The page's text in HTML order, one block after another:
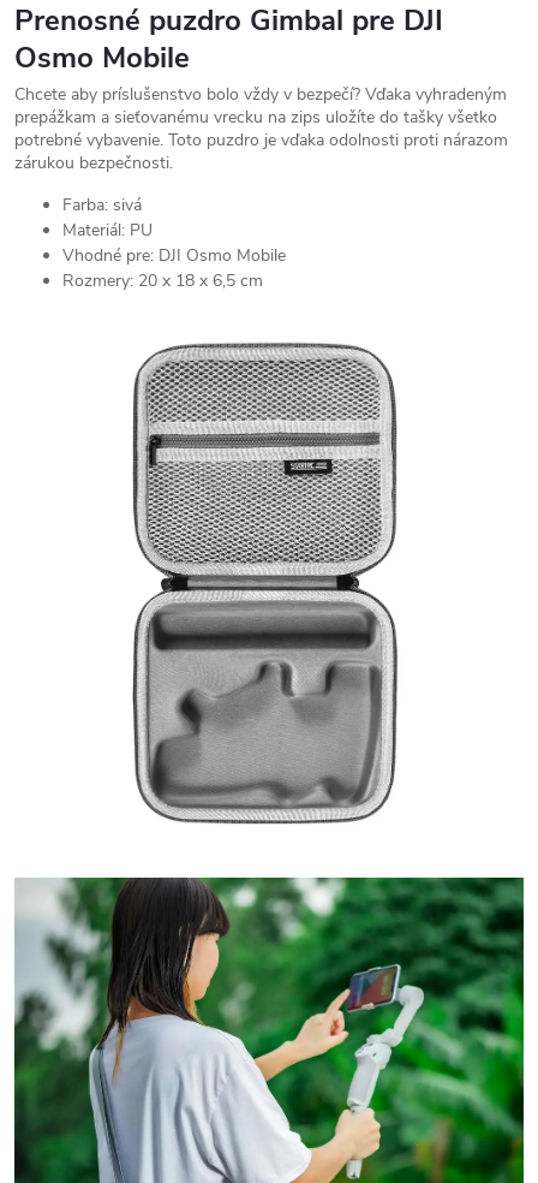
Prenosné puzdro Gimbal pre DJI
Osmo Mobile
Chcete aby príslušenstvo bolo vždy v bezpečí? Vďaka vyhradeným
prepážkam a sieťovanému vrecku na zips uložíte do tašky všetko
potrebné vybavenie. Toto puzdro je vďaka odolnosti proti nárazom
zárukou bezpečnosti.
Farba: sivá
Materiál: PU
Vhodné pre: DJI Osmo Mobile
Rozmery: 20 x 18 x 6,5 cm